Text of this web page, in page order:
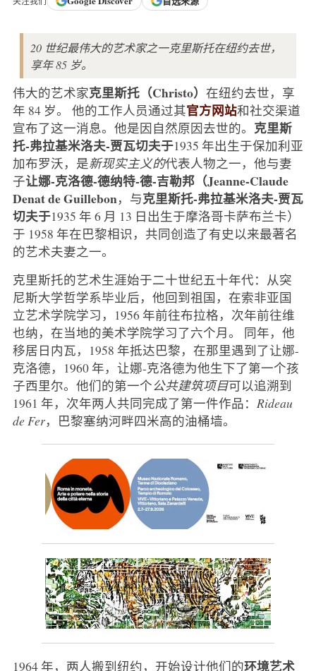
20 世纪最伟大的艺术家之一克里斯托在纽约去世，
享年 85 岁。
伟大的艺术家克里斯托（Christo） 在纽约去世，享
年 84 岁。 他的工作人员通过其官方网站和社交渠道
宣布了这一消息。他是因自然原因去世的。 克里斯
托-弗拉基米洛夫-贾瓦切夫于1935 年出生于保加利亚
加布罗沃，是新现实主义的代表人物之一，他与妻
子让娜-克洛德-德纳特-德-吉勒邦（Jeanne-Claude
Denat de Guillebon，与克里斯托-弗拉基米洛夫-贾瓦
切夫于1935 年 6 月 13 日出生于摩洛哥卡萨布兰卡）
于 1958 年在巴黎相识，共同创造了有史以来最著名
的艺术夫妻之一。
克里斯托的艺术生涯始于二十世纪五十年代：从突
尼斯大学哲学系毕业后，他回到祖国，在索非亚国
立艺术学院学习，1956 年前往布拉格，次年前往维
也纳，在当地的美术学院学习了六个月。 同年，他
移居日内瓦，1958 年抵达巴黎，在那里遇到了让娜-
克洛德，1960 年，让娜-克洛德为他生下了第一个孩
子西里尔。他们的第一个公共建筑项目可以追溯到
1961 年，次年两人共同完成了第一件作品： Rideau
de Fer，巴黎塞纳河畔四米高的油桶墙。
1964 年，两人搬到纽约，开始设计他们的环境艺术